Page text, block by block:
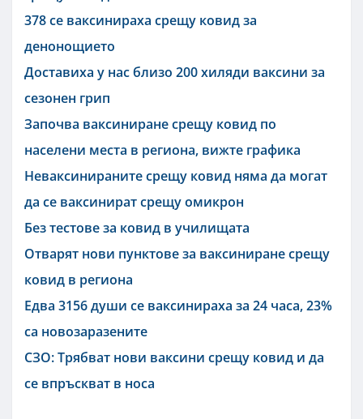
378 се ваксинираха срещу ковид за
денонощието
Доставиха у нас близо 200 хиляди ваксини за
сезонен грип
Започва ваксиниране срещу ковид по
населени места в региона, вижте графика
Неваксинираните срещу ковид няма да могат
да се ваксинират срещу омикрон
Без тестове за ковид в училищата
Отварят нови пунктове за ваксиниране срещу
ковид в региона
Едва 3156 души се ваксинираха за 24 часа, 23%
са новозаразените
СЗО: Трябват нови ваксини срещу ковид и да
се впръскват в носа